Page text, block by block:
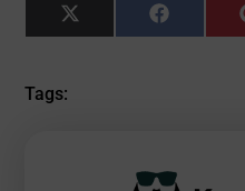
X
(Twitter)
Tags: